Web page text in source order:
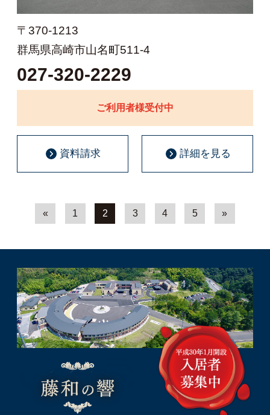
〒370-1213
群馬県高崎市山名町511-4
027-320-2229
ご利用者様受付中
資料請求 詳細を見る
« 1 2 3 4 5 »